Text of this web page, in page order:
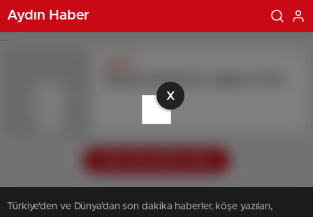
... ...
Aydın Haber
X
Burkina Faso’da terör saldırısı: 51 ölü
Türkiye'den ve Dünya’dan son dakika haberler, köşe yazıları,